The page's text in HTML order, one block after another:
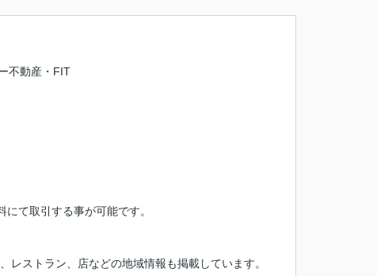
不動産・FIT
て取引する事が可能です。
ストラン、店などの地域情報も掲載しています。